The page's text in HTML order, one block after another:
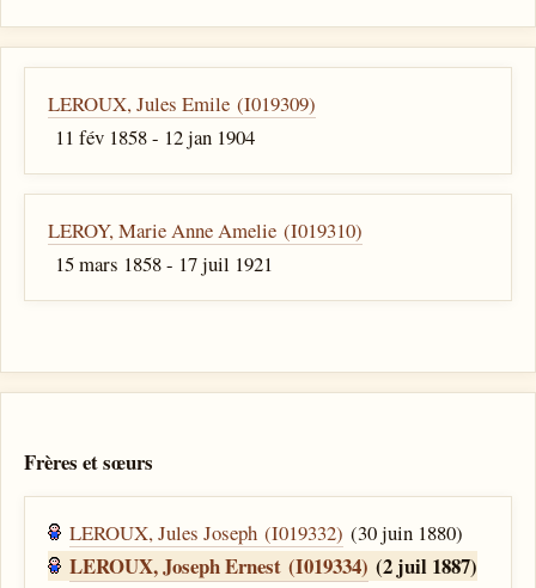
LEROUX, Jules Emile (I019309)
11 fév 1858 - 12 jan 1904
LEROY, Marie Anne Amelie (I019310)
15 mars 1858 - 17 juil 1921
Frères et sœurs
LEROUX, Jules Joseph (I019332) (30 juin 1880)
LEROUX, Joseph Ernest (I019334) (2 juil 1887)